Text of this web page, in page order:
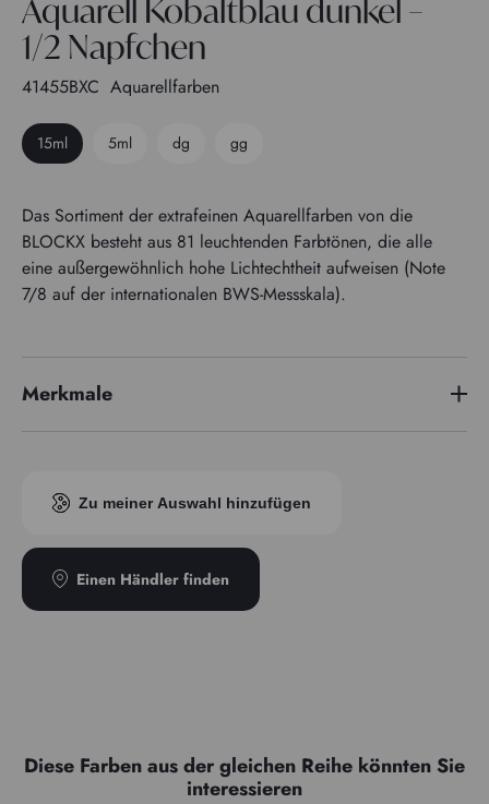
Aquarell Kobaltblau dunkel –
1/2 Napfchen
41455BXC Aquarellfarben
15ml 5ml dg gg
Das Sortiment der extrafeinen Aquarellfarben von die
BLOCKX besteht aus 81 leuchtenden Farbtönen, die alle
eine außergewöhnlich hohe Lichtechtheit aufweisen (Note
7/8 auf der internationalen BWS-Messskala).
Merkmale
Pigmentindex
PB74
Zu meiner Auswahl hinzufügen
Einen Händler finden
Diese Farben aus der gleichen Reihe könnten Sie
interessieren